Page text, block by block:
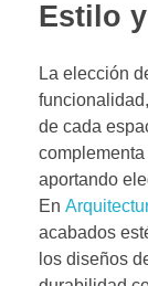
Estilo
La elección
de cada
aportando
En
acabados
los diseños